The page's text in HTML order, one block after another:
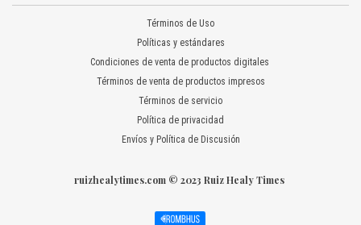
Términos de Uso
Políticas y estándares
Condiciones de venta de productos digitales
Términos de venta de productos impresos
Términos de servicio
Política de privacidad
Envíos y Política de Discusión
ruizhealytimes.com © 2023 Ruiz Healy Times